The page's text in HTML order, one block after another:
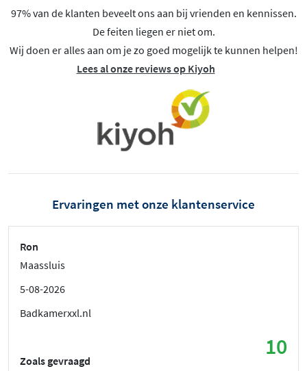
97% van de klanten beveelt ons aan bij vrienden en kennissen.
De feiten liegen er niet om.
Wij doen er alles aan om je zo goed mogelijk te kunnen helpen!
Lees al onze reviews op Kiyoh
Ervaringen met onze klantenservice
Ron
Maassluis
5-08-2026
Badkamerxxl.nl
10
Zoals gevraagd